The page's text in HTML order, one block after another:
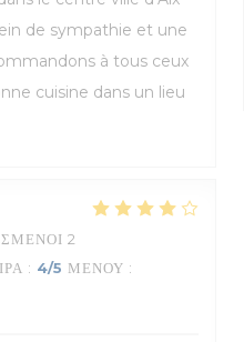
de sympathie et une
à tous ceux
cuisine dans un lieu
2
: 4/5 ΜΕΝΟΎ :